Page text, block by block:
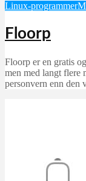
Linux-programmer
Floorp
Floorp er en gratis
men med langt flere
personvern enn den